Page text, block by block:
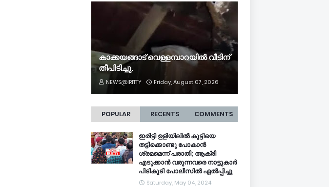
കാക്കയങ്ങാട് വെള്ളമ്പാറയിൽ വീടിന്
തീപിടിച്ചു.
NEWS@IRITTY Friday, August 07, 2026
POPULAR RECENTS COMMENTS
ഇരിട്ടി ഉളിയിലിൽ കുട്ടിയെ
തട്ടിക്കൊണ്ടു പോകാൻ
ശ്രമമെന്ന് പരാതി; ആക്രി
എടുക്കാൻ വരുന്നവരെ നാട്ടുകാർ
പിടികൂടി പോലീസിൽ ഏൽപ്പിച്ചു
Saturday, May 04, 2024